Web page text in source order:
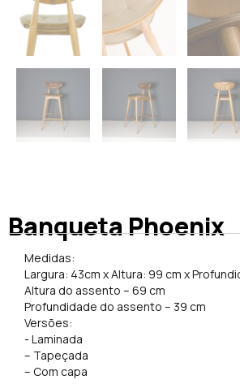
Banqueta Phoenix
Medidas:
Largura: 43cm x Altura: 99 cm x
Altura do assento – 69 cm
Profundidade do assento – 39 cm
Versões:
​- Laminada
– Tapeçada
– Com capa